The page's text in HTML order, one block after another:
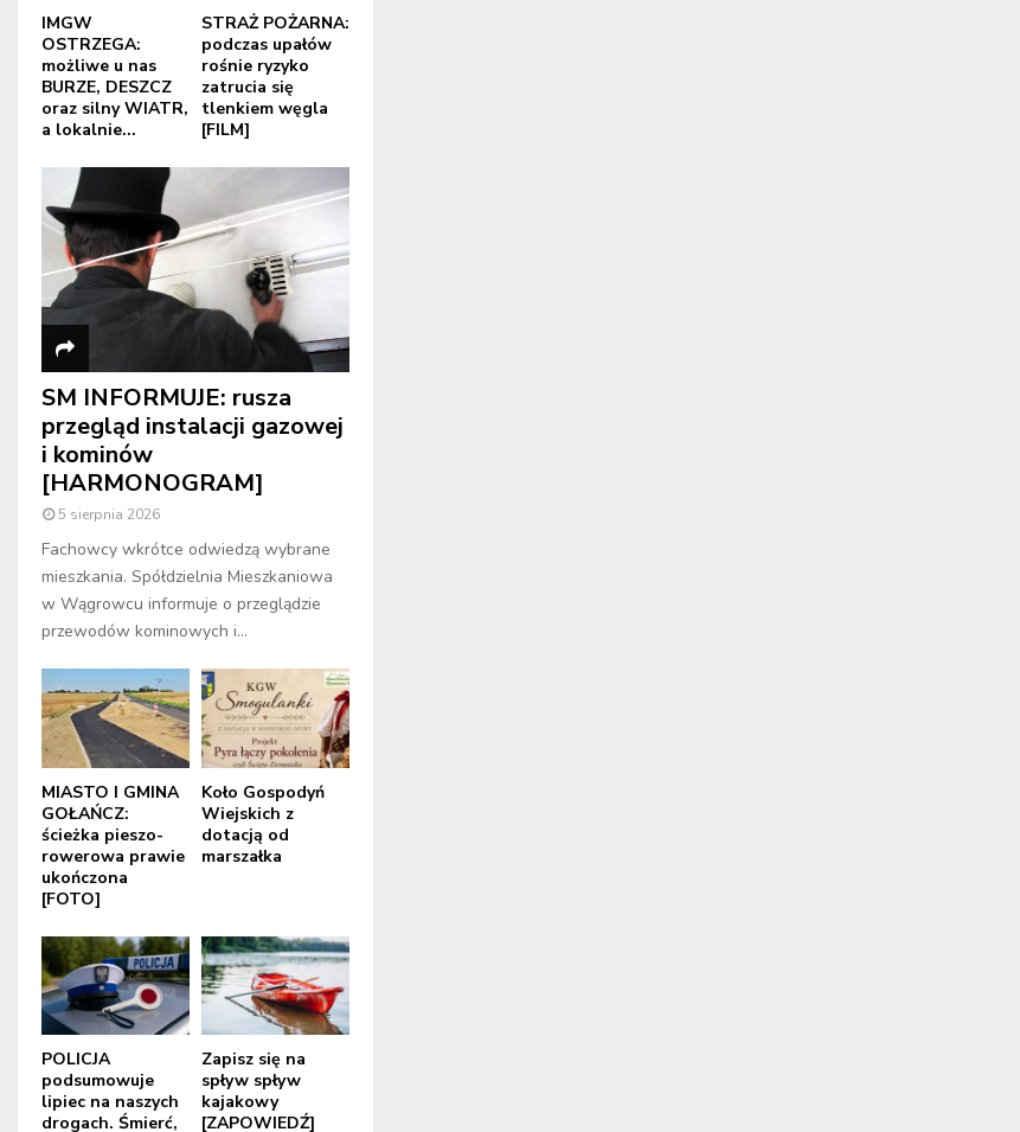
IMGW
OSTRZEGA:
możliwe u nas
BURZE, DESZCZ
oraz silny WIATR,
a lokalnie...
STRAŻ POŻARNA:
podczas upałów
rośnie ryzyko
zatrucia się
tlenkiem węgla
[FILM]
SM INFORMUJE: rusza
przegląd instalacji gazowej
i kominów
[HARMONOGRAM]
5 sierpnia 2026
Fachowcy wkrótce odwiedzą wybrane
mieszkania. Spółdzielnia Mieszkaniowa
w Wągrowcu informuje o przeglądzie
przewodów kominowych i...
MIASTO I GMINA
GOŁAŃCZ:
ścieżka pieszo-
rowerowa prawie
ukończona
[FOTO]
Koło Gospodyń
Wiejskich z
dotacją od
marszałka
POLICJA
podsumowuje
lipiec na naszych
drogach. Śmierć,
Zapisz się na
spływ spływ
kajakowy
[ZAPOWIEDŹ]